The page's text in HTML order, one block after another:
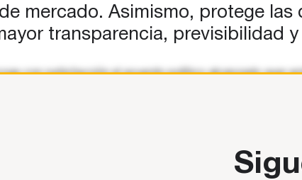
mercado. Asimismo, protege
transparencia, previsibilidad
con satisfacción el acuerdo político alcanzado ayer